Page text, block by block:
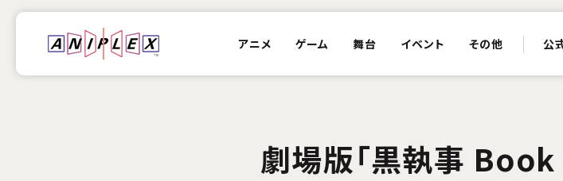
アニメ ゲーム 舞台 イベント その他 公
劇場版「黒執事